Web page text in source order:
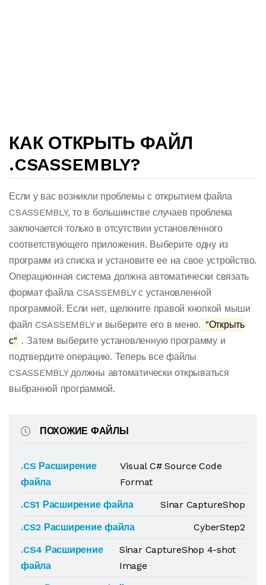
КАК ОТКРЫТЬ ФАЙЛ
.CSASSEMBLY?
Если у вас возникли проблемы с открытием файла
CSASSEMBLY, то в большинстве случаев проблема
заключается только в отсутствии установленного
соответствующего приложения. Выберите одну из
программ из списка и установите ее на свое устройство.
Операционная система должна автоматически связать
формат файла CSASSEMBLY с установленной
программой. Если нет, щелкните правой кнопкой мыши
файл CSASSEMBLY и выберите его в меню. "Открыть
с" . Затем выберите установленную программу и
подтвердите операцию. Теперь все файлы
CSASSEMBLY должны автоматически открываться
выбранной программой.
ПОХОЖИЕ ФАЙЛЫ
.CS Расширение
файла
Visual C# Source Code
Format
.CS1 Расширение файла
Sinar CaptureShop
.CS2 Расширение файла
CyberStep2
.CS4 Расширение
файла
Sinar CaptureShop 4-shot
Image